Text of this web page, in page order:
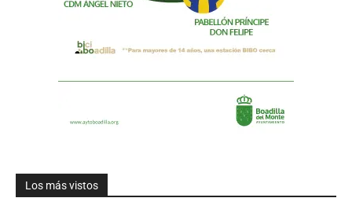
Los más vistos